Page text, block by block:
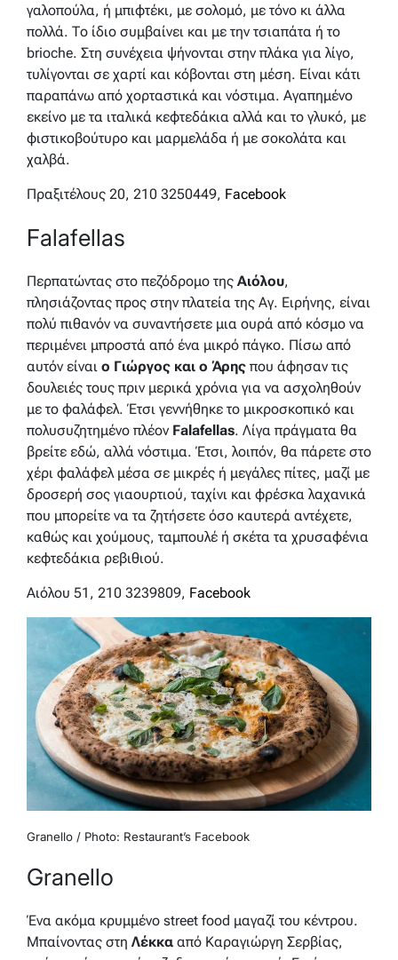
γαλοπούλα, ή μπιφτέκι, με σολομό, με τόνο κι άλλα
πολλά. Το ίδιο συμβαίνει και με την τσιαπάτα ή το
brioche. Στη συνέχεια ψήνονται στην πλάκα για λίγο,
τυλίγονται σε χαρτί και κόβονται στη μέση. Είναι κάτι
παραπάνω από χορταστικά και νόστιμα. Αγαπημένο
εκείνο με τα ιταλικά κεφτεδάκια αλλά και το γλυκό, με
φιστικοβούτυρο και μαρμελάδα ή με σοκολάτα και
χαλβά.
Πραξιτέλους 20, 210 3250449, Facebook
Falafellas
Περπατώντας στο πεζόδρομο της Αιόλου,
πλησιάζοντας προς στην πλατεία της Αγ. Ειρήνης, είναι
πολύ πιθανόν να συναντήσετε μια ουρά από κόσμο να
περιμένει μπροστά από ένα μικρό πάγκο. Πίσω από
αυτόν είναι ο Γιώργος και ο Άρης που άφησαν τις
δουλειές τους πριν μερικά χρόνια για να ασχοληθούν
με το φαλάφελ. Έτσι γεννήθηκε το μικροσκοπικό και
πολυσυζητημένο πλέον Falafellas. Λίγα πράγματα θα
βρείτε εδώ, αλλά νόστιμα. Έτσι, λοιπόν, θα πάρετε στο
χέρι φαλάφελ μέσα σε μικρές ή μεγάλες πίτες, μαζί με
δροσερή σος γιαουρτιού, ταχίνι και φρέσκα λαχανικά
που μπορείτε να τα ζητήσετε όσο καυτερά αντέχετε,
καθώς και χούμους, ταμπουλέ ή σκέτα τα χρυσαφένια
κεφτεδάκια ρεβιθιού.
Αιόλου 51, 210 3239809, Facebook
Granello / Photo: Restaurant’s Facebook
Granello
Ένα ακόμα κρυμμένο street food μαγαζί του κέντρου.
Μπαίνοντας στη Λέκκα από Καραγιώργη Σερβίας,